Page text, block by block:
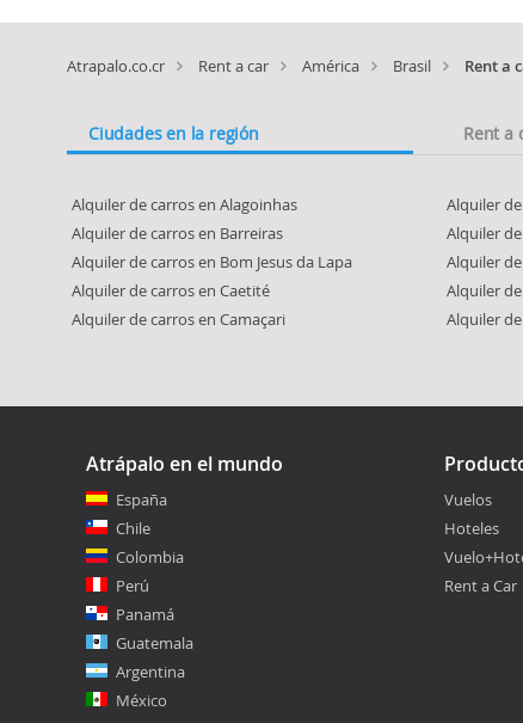
Atrapalo.co.cr Rent a car América Brasil Rent a
Ciudades en la región Rent a
Alquiler de carros en Alagoinhas
Alquiler de carros en Barreiras
Alquiler de carros en Bom Jesus da Lapa
Alquiler de carros en Caetité
Alquiler de carros en Camaçari
Alquiler
Alquiler
Alquiler
Alquiler
Alquiler
Atrápalo en el mundo
España
Chile
Colombia
Perú
Panamá
Guatemala
Argentina
México
Vuelos
Hoteles
Rent a Car